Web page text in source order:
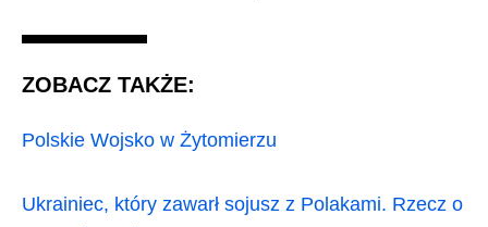
ZOBACZ TAKŻE:
Polskie Wojsko w Żytomierzu
Ukrainiec, który zawarł sojusz z Polakami. Rzecz o